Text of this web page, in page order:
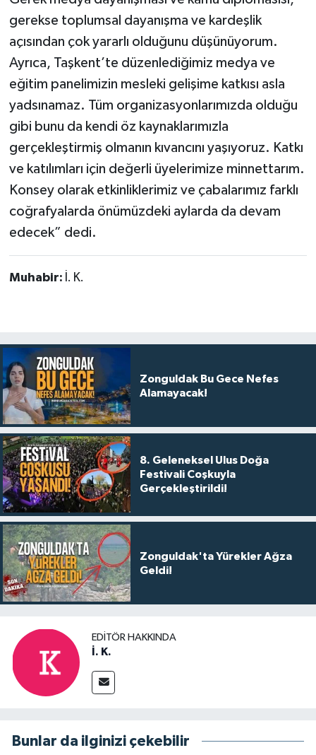
gerekse toplumsal dayanışma ve kardeşlik
açısından çok yararlı olduğunu düşünüyorum.
Ayrıca, Taşkent’te düzenlediğimiz medya ve
eğitim panelimizin mesleki gelişime katkısı asla
yadsınamaz. Tüm organizasyonlarımızda olduğu
gibi bunu da kendi öz kaynaklarımızla
gerçekleştirmiş olmanın kıvancını yaşıyoruz. Katkı
ve katılımları için değerli üyelerimize minnettarım.
Konsey olarak etkinliklerimiz ve çabalarımız farklı
coğrafyalarda önümüzdeki aylarda da devam
edecek” dedi.
Muhabir: İ. K.
Zonguldak Bu Gece Nefes
Alamayacak!
8. Geleneksel Ulus Doğa
Festivali Coşkuyla
Gerçekleştirildi!
Zonguldak'ta Yürekler Ağza
Geldi!
EDITÖR HAKKINDA
İ. K.
Bunlar da ilginizi çekebilir